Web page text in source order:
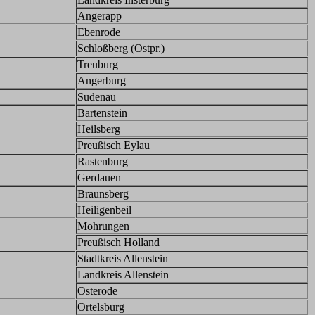
Angerapp
Ebenrode
Schloßberg (Ostpr.)
Treuburg
Angerburg
Sudenau
Bartenstein
Heilsberg
Preußisch Eylau
Rastenburg
Gerdauen
Braunsberg
Heiligenbeil
Mohrungen
Preußisch Holland
Stadtkreis Allenstein
Landkreis Allenstein
Osterode
Ortelsburg